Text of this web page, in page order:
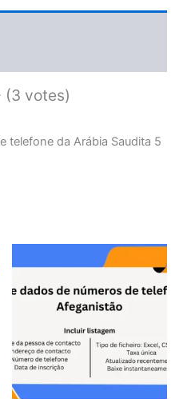
(3 votes)
telefone da Arábia Saudita 5